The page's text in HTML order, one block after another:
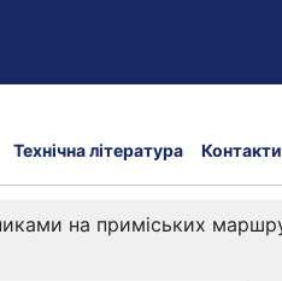
Технічна література Контакти
на приміських